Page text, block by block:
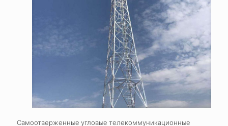
Самоотверженные угловые телекоммуникационные